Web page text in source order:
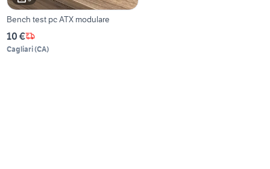
Bench test pc ATX modulare
10 €
Cagliari(CA)